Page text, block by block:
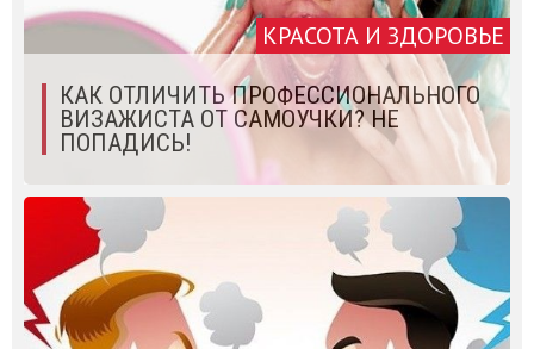
КРАСОТА И ЗДОРОВЬЕ
КАК ОТЛИЧИТЬ ПРОФЕССИОНАЛЬНОГО
ВИЗАЖИСТА ОТ САМОУЧКИ? НЕ
ПОПАДИСЬ!